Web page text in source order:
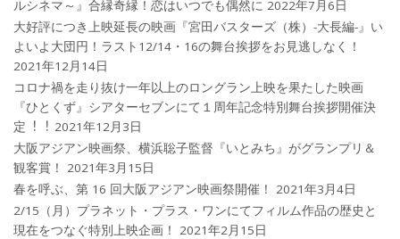
ルシネマ～』合縁奇縁！恋はいつでも偶然に 2022年7月6日
大好評につき上映延長の映画『宮田バスターズ（株）-大長編-』い
よいよ大団円！ラスト12/14・16の舞台挨拶をお見逃しなく！
2021年12月14日
コロナ禍を⾛り抜け⼀年以上のロングラン上映を果たした映画
『ひとくず』シアターセブンにて１周年記念特別舞台挨拶開催決
定︕︕ 2021年12月3日
大阪アジアン映画祭、横浜聡子監督『いとみち』がグランプリ＆
観客賞！
2021年3月15日
春を呼ぶ、第 16 回大阪アジアン映画祭開催！
2021年3月4日
2/15（月）プラネット・プラス・ワンにてフィルム作品の歴史と
現在をつなぐ特別上映企画！
2021年2月15日